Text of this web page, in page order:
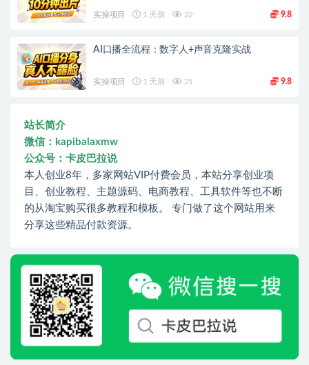
实操项目 1 天前 22 9.8
AI口播全流程：数字人+声音克隆实战
实操项目 1 天前 21 9.8
站长简介
微信：kapibalaxmw
公众号：卡皮巴拉说
本人创业8年，多家网站VIP付费会员，本站分享创业项
目、创业教程、主题源码、电商教程、工具软件等也不断
的从淘宝购买很多教程和模板。 专门做了这个网站用来
分享这些精品付款资源。